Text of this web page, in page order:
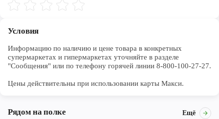
Условия
Информацию по наличию и цене товара в конкретных
супермаркетах и гипермаркетах уточняйте в разделе
"Сообщения" или по телефону горячей линии 8-800-100-27-27.
Цены действительны при использовании карты Макси.
Рядом на полке Ещё